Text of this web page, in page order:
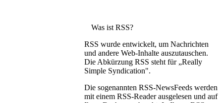
Was ist RSS?
RSS wurde entwickelt, um Nachrichten
und andere Web-Inhalte auszutauschen.
Die Abkürzung RSS steht für „Really
Simple Syndication".
Die sogenannten RSS-NewsFeeds werden
mit einem RSS-Reader ausgelesen und auf